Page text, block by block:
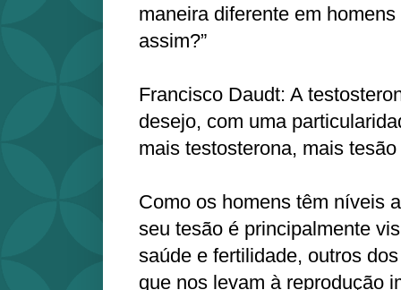
maneira diferente em
assim?”
Francisco Daudt: A
desejo, com uma
mais testosterona, mais
Como os homens têm níveis
seu tesão é principalmente
saúde e fertilidade, outros
que nos levam à reprodução